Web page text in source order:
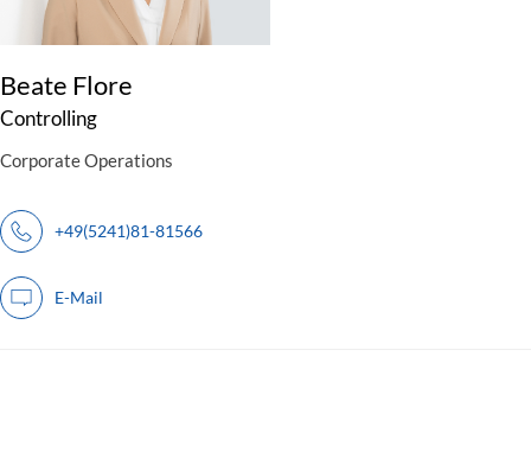
Beate Flore
Controlling
Corporate Operations
+49(5241)81-81566
E-Mail